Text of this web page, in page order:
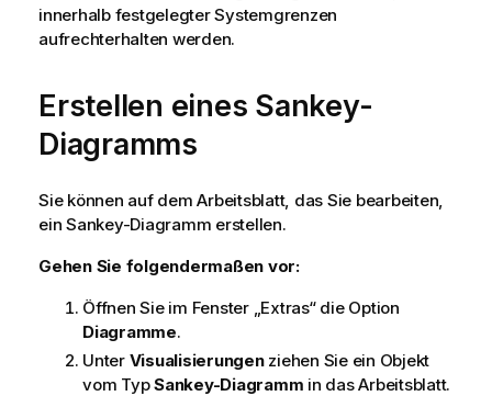
innerhalb festgelegter Systemgrenzen
aufrechterhalten werden.
Erstellen eines Sankey-
Diagramms
Sie können auf dem Arbeitsblatt, das Sie bearbeiten,
ein Sankey-Diagramm erstellen.
Gehen Sie folgendermaßen vor:
Öffnen Sie im Fenster „Extras“ die Option
Diagramme.
Unter Visualisierungenziehen Sie ein Objekt
vom TypSankey-Diagramm in das Arbeitsblatt.